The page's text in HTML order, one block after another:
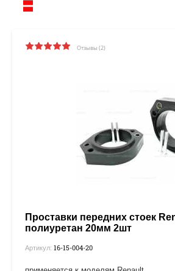
Отзывы (2)
Проставки передних стоек
полиуретан 20мм 2шт
Артикул: 16-15-004-20